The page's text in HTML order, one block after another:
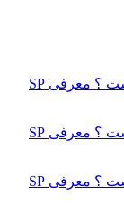
مینی لودر سنوپارس چیست ؟ معرفی SP
مینی لودر سنوپارس چیست ؟ معرفی SP
مینی لودر سنوپارس چیست ؟ معرفی SP